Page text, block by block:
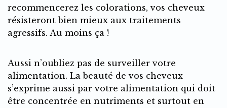
recommencerez les colorations, vos cheveux
résisteront bien mieux aux traitements
agressifs. Au moins ça !
Aussi n’oubliez pas de surveiller votre
alimentation. La beauté de vos cheveux
s’exprime aussi par votre alimentation qui doit
être concentrée en nutriments et surtout en